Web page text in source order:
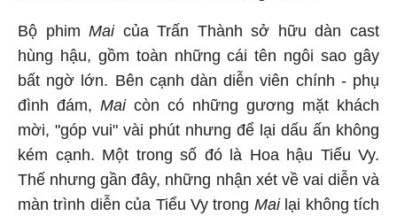
Bộ phim Maicủa Trấn Thành sở hữu dàn cast
hùng hậu, gồm toàn những cái tên ngôi sao gây
bất ngờ lớn. Bên cạnh dàn diễn viên chính - phụ
đình đám, Maicòn có những gương mặt khách
mời, "góp vui" vài phút nhưng để lại dấu ấn không
kém cạnh. Một trong số đó là Hoa hậu Tiểu Vy.
Thế nhưng gần đây, những nhận xét về vai diễn và
màn trình diễn của Tiểu Vy trong Mailại không tích